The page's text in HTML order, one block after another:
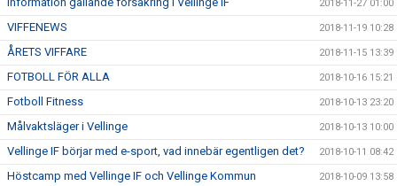
2018-11-27 01:00
VIFFENEWS 2018-11-19 10:28
ÅRETS VIFFARE 2018-11-15 13:39
FOTBOLL FÖR ALLA 2018-10-16 15:21
Fotboll Fitness 2018-10-13 23:20
Målvaktsläger i Vellinge 2018-10-13 10:00
Vellinge IF börjar med e-sport, vad innebär egentligen det? 2018-10-11 08:42
Höstcamp med Vellinge IF och Vellinge Kommun 2018-10-09 13:58